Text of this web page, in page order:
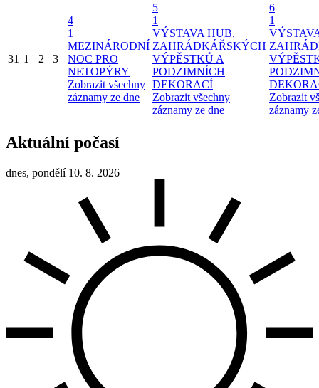
31 1 2 3
4
1
MEZINÁRODNÍ
NOC PRO
NETOPÝRY
Zobrazit všechny
záznamy ze dne
5
1
VÝSTAVA HUB,
ZAHRÁDKÁŘSKÝCH
VÝPĚSTKŮ A
PODZIMNÍCH
DEKORACÍ
Zobrazit všechny
záznamy ze dne
6
1
Zobrazit
záznamy
Aktuální počasí
dnes, pondělí 10. 8. 2026